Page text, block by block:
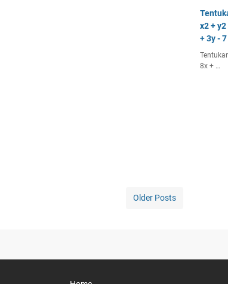
Older Posts
x2 +
+ 3y -
8x + …